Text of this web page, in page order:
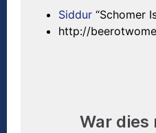
Siddur “Schomer
http://
War